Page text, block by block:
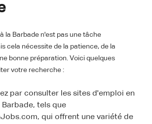
la Barbade n'est pas une tâche
cela nécessite de la patience, de la
bonne préparation. Voici quelques
votre recherche :
par consulter les sites d'emploi en
Barbade, tels que
qui offrent une variété de